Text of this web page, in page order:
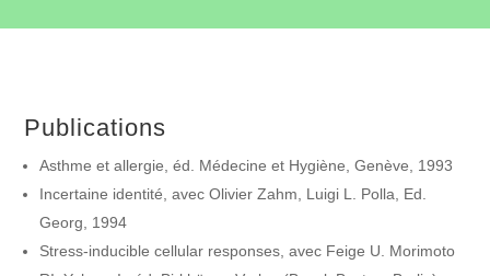
Publications
Asthme et allergie, éd. Médecine et Hygiène, Genève, 1993
Incertaine identité, avec Olivier Zahm, Luigi L. Polla, Ed.
Georg, 1994
Stress-inducible cellular responses, avec Feige U. Morimoto